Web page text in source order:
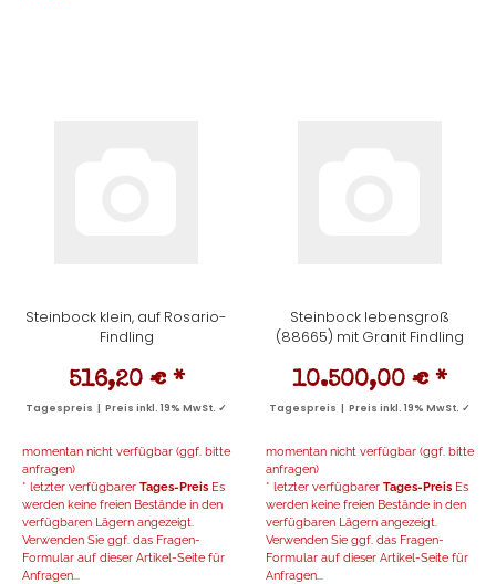
Steinbock klein, auf Rosario-
Findling
516,20 € *
Tagespreis | Preis inkl. 19% MwSt. ✓
momentan nicht verfügbar (ggf. bitte
anfragen)
* letzter verfügbarer Tages-Preis Es
werden keine freien Bestände in den
verfügbaren Lägern angezeigt.
Verwenden Sie ggf. das Fragen-
Formular auf dieser Artikel-Seite für
Anfragen...
Steinbock lebensgroß
(88665) mit Granit Findling
10.500,00 € *
Tagespreis | Preis inkl. 19% MwSt. ✓
momentan nicht verfügbar (ggf. bitte
anfragen)
* letzter verfügbarer Tages-Preis Es
werden keine freien Bestände in den
verfügbaren Lägern angezeigt.
Verwenden Sie ggf. das Fragen-
Formular auf dieser Artikel-Seite für
Anfragen...